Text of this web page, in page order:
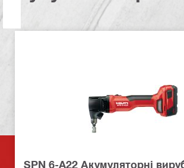
SPN 6-A22 Акумуляторні